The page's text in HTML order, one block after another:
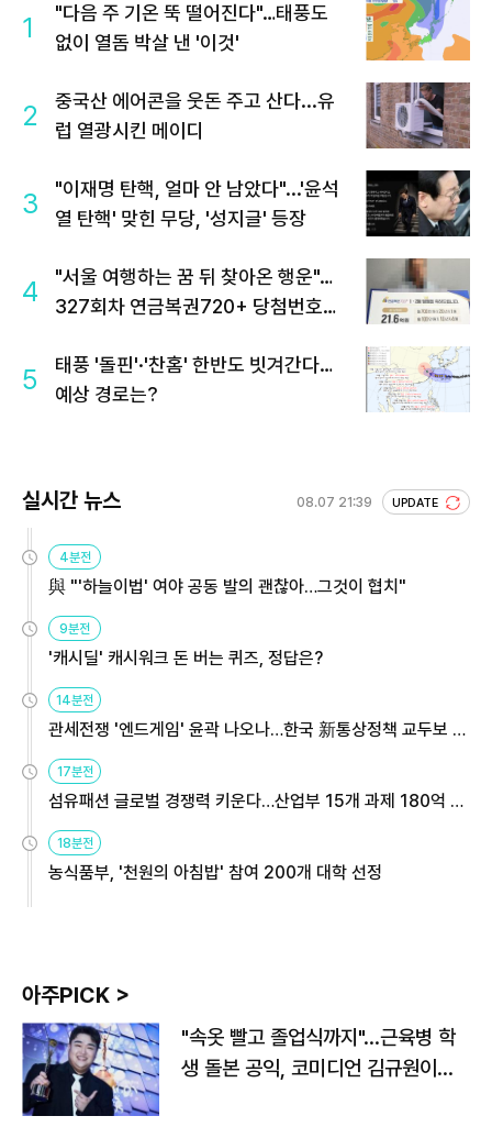
1
"다음 주 기온 뚝 떨어진다"…태풍도
없이 열돔 박살 낸 '이것'
2
중국산 에어콘을 웃돈 주고 산다...유
럽 열광시킨 메이디
3
"이재명 탄핵, 얼마 안 남았다"...'윤석
열 탄핵' 맞힌 무당, '성지글' 등장
4
"서울 여행하는 꿈 뒤 찾아온 행운"…
327회차 연금복권720+ 당첨번호조
5
태풍 '돌핀'·'찬홈' 한반도 빗겨간다…
예상 경로는?
실시간 뉴스 08.07 21:39 UPDATE
4분전
與 "'하늘이법' 여야 공동 발의 괜찮아…그것이 협치"
9분전
'캐시딜' 캐시워크 돈 버는 퀴즈, 정답은?
14분전
관세전쟁 '엔드게임' 윤곽 나오나…한국 新통상정책 교두보 활
용해야
17분전
섬유패션 글로벌 경쟁력 키운다…산업부 15개 과제 180억 지
원
18분전
농식품부, '천원의 아침밥' 참여 200개 대학 선정
아주PICK >
"속옷 빨고 졸업식까지"…근육병 학
생 돌본 공익, 코미디언 김규원이었